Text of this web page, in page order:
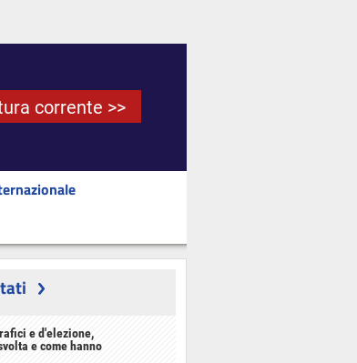
corrente >>
e d'elezione,
e come hanno